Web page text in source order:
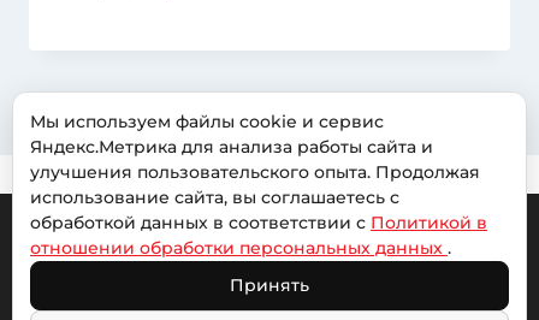
© 2026 Авторесурс |Политика обработки
| Сайт разработан
Мы используем файлы cookie и сервис
Яндекс.Метрика для анализа работы сайта и
улучшения пользовательского опыта. Продолжая
использование сайта, вы соглашаетесь с
обработкой данных в соответствии с Политикой в
отношении обработки персональных данных .
Принять